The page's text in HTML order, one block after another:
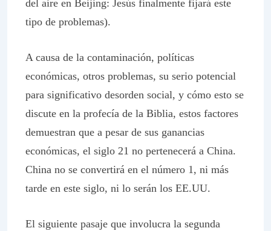
del aire en Beijing: Jesús finalmente fijará este
tipo de problemas).
A causa de la contaminación, políticas
económicas, otros problemas, su serio potencial
para significativo desorden social, y cómo esto se
discute en la profecía de la Biblia, estos factores
demuestran que a pesar de sus ganancias
económicas, el siglo 21 no pertenecerá a China.
China no se convertirá en el número 1, ni más
tarde en este siglo, ni lo serán los EE.UU.
El siguiente pasaje que involucra la segunda